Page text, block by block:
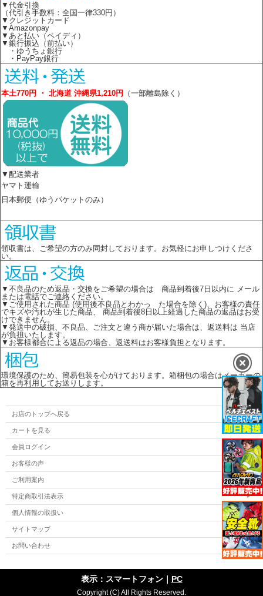
▼代金引換
（代引き手数料：全国一律330円）
▼クレジットカード
▼Amazonpay
▼あと払い（ペイディ）
▼銀行振込（前払い）
・ゆうちょ銀行
・PayPay銀行
本土770円 ・ 北海道 沖縄県1,210円 （一部離島除く）
▼配送業者
ヤマト運輸
日本郵便（ゆうパケットのみ）
領収書は、ご希望の方のみ同封しております。お気軽にお申しつけくださ
い。
▼不良品のため返品・交換をご希望の場合は 商品到着後7日以内に メール
または電話でご連絡ください。
▼ご使用された商品 (使用後不良品とわかっ た場合を除く)、お客様の責任
でキズや汚れが生じた商品、 商品到着後8日以上経過した商品の返品はお受
けできません。
▼発送中の破損、不良品、ご注文と違う商が届いた場合は、返送料は 当店
が負担いたします。
▼お客様都合による返品の場合、返送料はお客様負担となります。
環境保護のため、簡易包装を心がけております。箱梱包の場合はメーカーの
箱を再利用してお送りします。
お店のトップへ戻る
カートを見る
会員ログイン
お客様の声
ご利用案内
特定商取引法表示
個人情報の取扱い
サイトマップ
お問い合わせ
表示：スマートフォン｜ PC
Copyright (C) All Rights Reserved.